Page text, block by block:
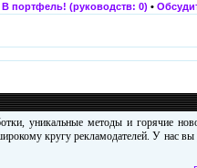
В портфель! (руководств: 0) •
уникальные методы и горячие
кругу рекламодателей. У нас